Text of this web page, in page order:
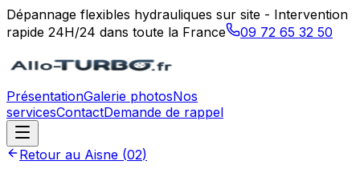
Dépannage flexibles hydrauliques sur site - Intervention
rapide 24H/24 dans toute la France
09 72 65 32 50
PrésentationGalerie photosNos
servicesContactDemande de rappel
Retour au Aisne (02)